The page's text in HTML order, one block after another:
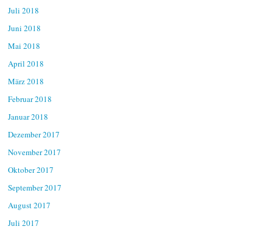
Juli 2018
Juni 2018
Mai 2018
April 2018
März 2018
Februar 2018
Januar 2018
Dezember 2017
November 2017
Oktober 2017
September 2017
August 2017
Juli 2017